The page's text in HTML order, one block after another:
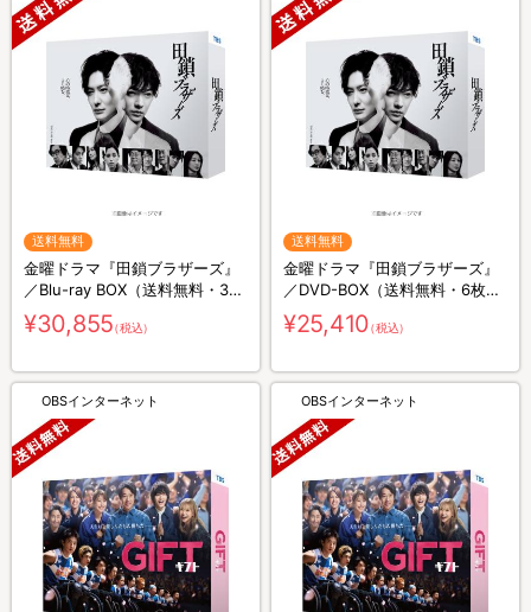
送料無料
金曜ドラマ『田鎖ブラザーズ』
／Blu-ray BOX（送料無料・3枚
組）
¥30,855（税込）
送料無料
金曜ドラマ『田鎖ブラザーズ』
／DVD-BOX（送料無料・6枚
組）
¥25,410（税込）
OBSインターネット OBSインターネット